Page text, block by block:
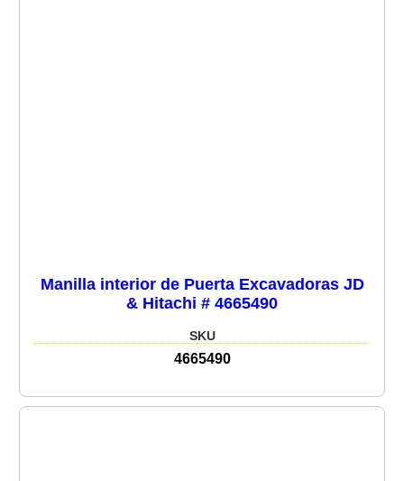
Manilla interior de Puerta Excavadoras JD
& Hitachi # 4665490
SKU
4665490